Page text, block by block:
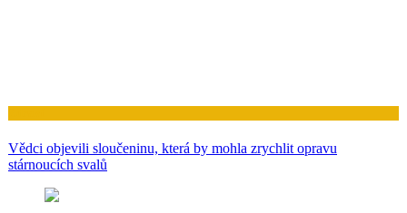
Vědci objevili sloučeninu, která by mohla zrychlit opravu
stárnoucích svalů